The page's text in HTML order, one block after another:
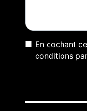
En cochant
conditions